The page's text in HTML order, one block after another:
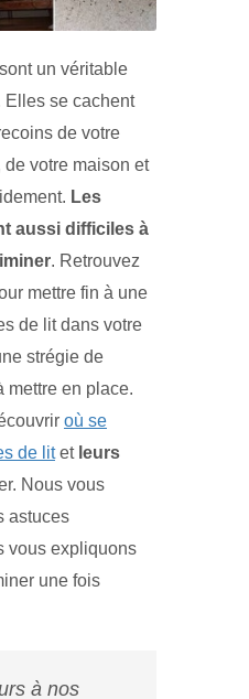
un véritable
Elles se cachent
de votre
votre maison et
Les
aussi difficiles à
. Retrouvez
mettre fin à une
de lit dans votre
strégie de
mettre en place.
où se
de litet leurs
Nous vous
astuces
vous expliquons
une fois
à nos